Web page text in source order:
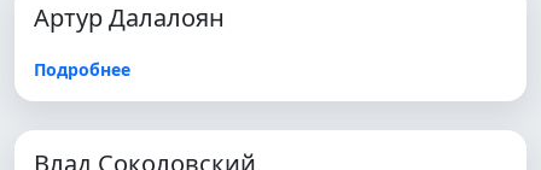
Артур Далалоян
Подробнее
Влад Соколовский